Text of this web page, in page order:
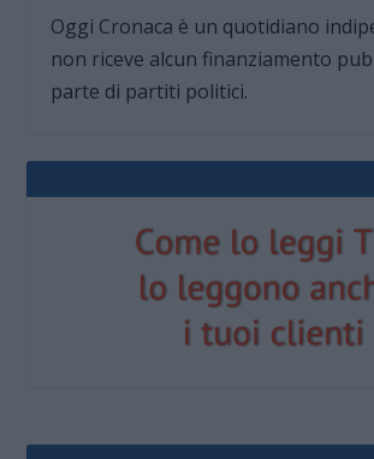
Oggi Cronaca è un quotidiano
non riceve alcun finanziamento
parte di partiti politici.